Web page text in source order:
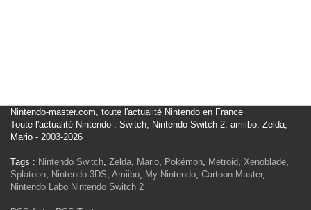
Nintendo-master.com, toute l'actualité Nintendo en France
Toute l'actualité Nintendo : Switch, Nintendo Switch 2, amiibo, Zelda,
Mario - 2003-2026
Tags : Nintendo Switch, Zelda, Mario, Pokémon, Metroid, Xenoblade,
Splatoon, Nintendo 3DS, Amiibo, My Nintendo, Cartoon Master,
Nintendo Labo Nintendo Switch 2